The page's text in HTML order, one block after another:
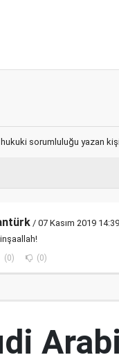
hukuki sorumluluğu yazan
/ 07 Kasım 2019 14:39
(0) (0)